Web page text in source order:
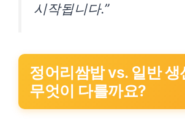
시작됩니다.”
정어리쌈밥 vs. 일반 생
무엇이 다를까요?